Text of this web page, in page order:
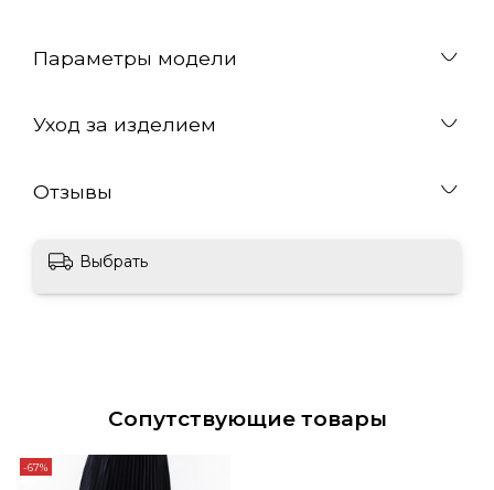
Параметры модели
Уход за изделием
Отзывы
Выбрать
Сопутствующие товары
-67%